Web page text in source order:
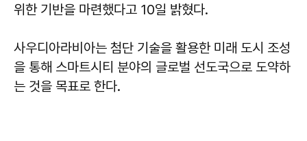
위한 기반을 마련했다고 10일 밝혔다.
사우디아라비아는 첨단 기술을 활용한 미래 도시 조성
을 통해 스마트시티 분야의 글로벌 선도국으로 도약하
는 것을 목표로 한다.